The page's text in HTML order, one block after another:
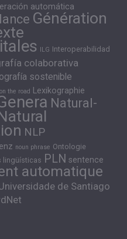
automática
Génération
ILG Interoperabilidad
colaborativa
sostenible
the road Lexikographie
Natural-
NLP
noun phrase Ontologie
lingüísticas PLN sentence
automatique
de Santiago